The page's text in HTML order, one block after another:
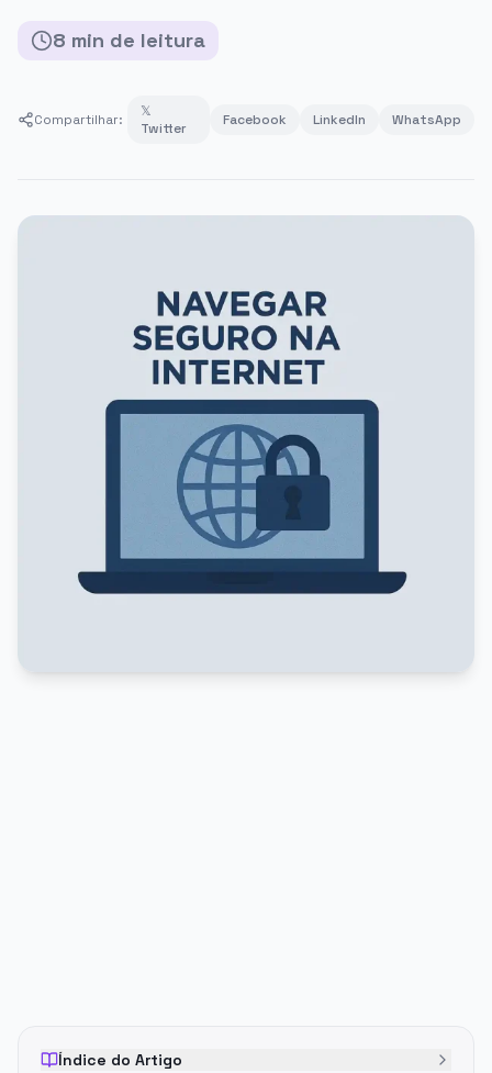
8 min de leitura
Compartilhar:
𝕏
Twitter
Facebook LinkedIn WhatsApp
Índice do Artigo